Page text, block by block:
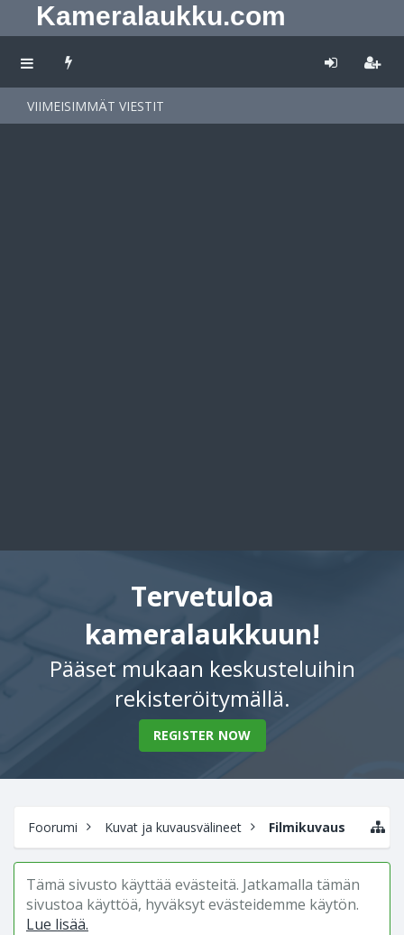
Kameralaukku.com
VIIMEISIMMÄT VIESTIT
Tervetuloa
kameralaukkuun!
Pääset mukaan keskusteluihin
rekisteröitymällä.
REGISTER NOW
Foorumi Kuvat ja kuvausvälineet Filmikuvaus
Tämä sivusto käyttää evästeitä. Jatkamalla tämän
sivustoa käyttöä, hyväksyt evästeidemme käytön.
Lue lisää.